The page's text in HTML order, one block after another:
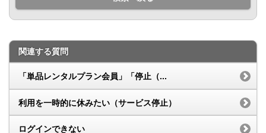
関連する質問
「単品レンタルプラン会員」「停止（...
利用を一時的に休みたい（サービス停止）
ログインできない